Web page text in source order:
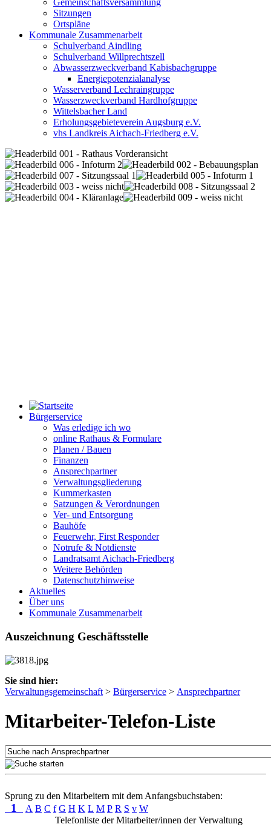
Gemeinschaftsversammlung
Sitzungen
Ortspläne
Kommunale Zusammenarbeit
Schulverband Aindling
Schulverband Willprechtszell
Abwasserzweckverband Kabisbachgruppe
Energiepotenzialanalyse
Wasserverband Lechraingruppe
Wasserzweckverband Hardhofgruppe
Wittelsbacher Land
Erholungsgebieteverein Augsburg e.V.
vhs Landkreis Aichach-Friedberg e.V.
Bürgerservice
Was erledige ich wo
online Rathaus & Formulare
Planen / Bauen
Finanzen
Ansprechpartner
Verwaltungsgliederung
Kummerkasten
Satzungen & Verordnungen
Ver- und Entsorgung
Bauhöfe
Feuerwehr, First Responder
Notrufe & Notdienste
Landratsamt Aichach-Friedberg
Weitere Behörden
Datenschutzhinweise
Aktuelles
Über uns
Kommunale Zusammenarbeit
Auszeichnung Geschäftsstelle
Sie sind hier:
Verwaltungsgemeinschaft > Bürgerservice > Ansprechpartner
Mitarbeiter-Telefon-Liste
Sprung zu den Mitarbeitern mit dem Anfangsbuchstaben:
1 A B C f G H K L M P R S v W
Telefonliste der Mitarbeiter/innen der Verwaltung